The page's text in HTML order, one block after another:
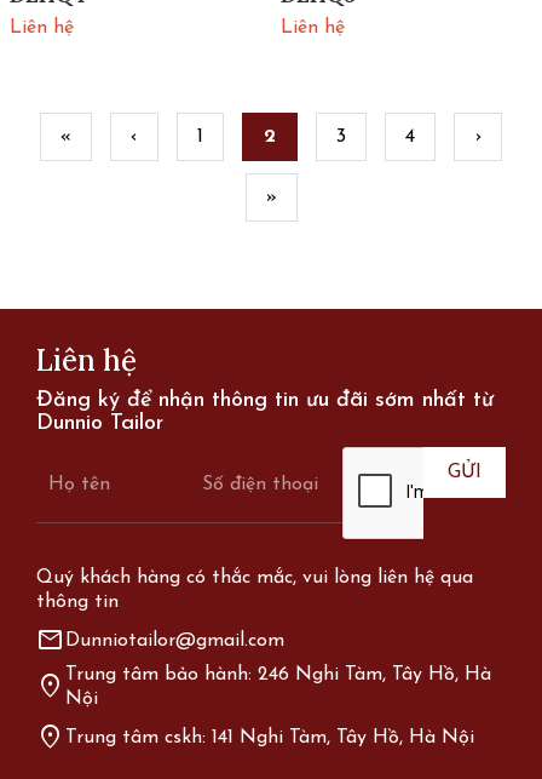
Liên hệ Liên hệ
Pages
« ‹ 1 2 3 4 ›
»
Liên hệ
Đăng ký để nhận thông tin ưu đãi sớm nhất từ
Dunnio Tailor
Quý khách hàng có thắc mắc, vui lòng liên hệ qua
thông tin
mail Dunniotailor@gmail.com
location_on Trung tâm bảo hành: 246 Nghi Tàm, Tây Hồ, Hà
Nội
location_on Trung tâm cskh: 141 Nghi Tàm, Tây Hồ, Hà Nội